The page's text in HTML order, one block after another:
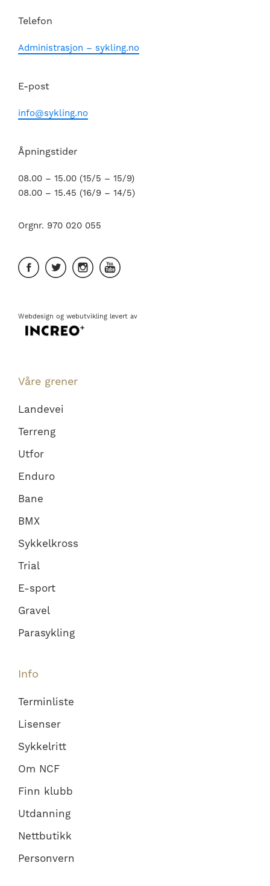
Telefon
Administrasjon – sykling.no
E-post
info@sykling.no
Åpningstider
08.00 – 15.00 (15/5 – 15/9)
08.00 – 15.45 (16/9 – 14/5)
Orgnr. 970 020 055
Webdesign og webutvikling levert av
Våre grener
Landevei
Terreng
Utfor
Enduro
Bane
BMX
Sykkelkross
Trial
E-sport
Gravel
Parasykling
Info
Terminliste
Lisenser
Sykkelritt
Om NCF
Finn klubb
Utdanning
Nettbutikk
Personvern